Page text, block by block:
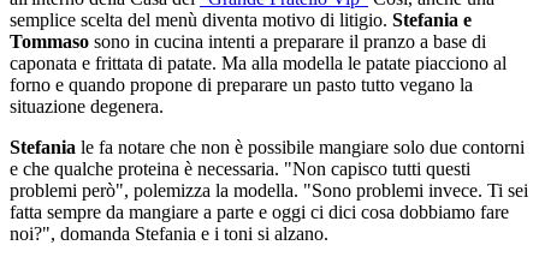
semplice scelta del menù diventa motivo di litigio. Stefania e
Tommaso sono in cucina intenti a preparare il pranzo a base di
caponata e frittata di patate. Ma alla modella le patate piacciono al
forno e quando propone di preparare un pasto tutto vegano la
situazione degenera.
Stefania le fa notare che non è possibile mangiare solo due contorni
e che qualche proteina è necessaria. "Non capisco tutti questi
problemi però", polemizza la modella. "Sono problemi invece. Ti sei
fatta sempre da mangiare a parte e oggi ci dici cosa dobbiamo fare
noi?", domanda Stefania e i toni si alzano.